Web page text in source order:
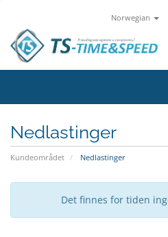
Norwegian
Nedlastinger
Kundeområdet Nedlastinger
Det finnes for tiden